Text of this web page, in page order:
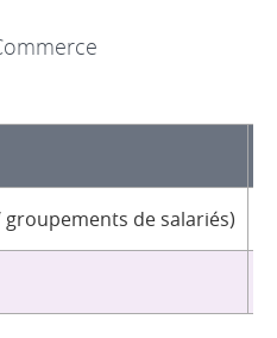
de salariés)